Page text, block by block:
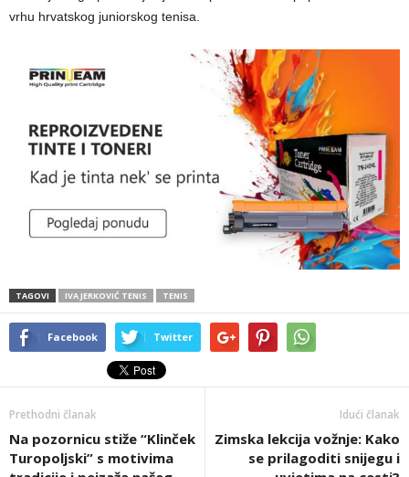
vrhu hrvatskog juniorskog tenisa.
TAGOVI IVA JERKOVIĆ TENIS TENIS
Facebook Twitter
Prethodni članak
Na pozornicu stiže “Klinček
Turopoljski” s motivima
Idući članak
Zimska lekcija vožnje: Kako
se prilagoditi snijegu i